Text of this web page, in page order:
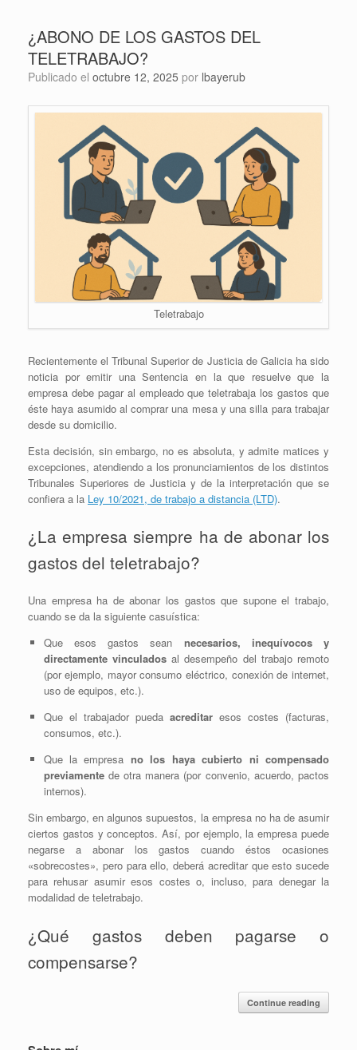
¿ABONO DE LOS GASTOS DEL
TELETRABAJO?
Publicado el octubre 12, 2025 por lbayerub
Teletrabajo
Recientemente el Tribunal Superior de Justicia de Galicia ha sido
noticia por emitir una Sentencia en la que resuelve que la
empresa debe pagar al empleado que teletrabaja los gastos que
éste haya asumido al comprar una mesa y una silla para trabajar
desde su domicilio.
Esta decisión, sin embargo, no es absoluta, y admite matices y
excepciones, atendiendo a los pronunciamientos de los distintos
Tribunales Superiores de Justicia y de la interpretación que se
confiera a la Ley 10/2021, de trabajo a distancia (LTD).
¿La empresa siempre ha de abonar los
gastos del teletrabajo?
Una empresa ha de abonar los gastos que supone el trabajo,
cuando se da la siguiente casuística:
Que esos gastos sean necesarios, inequívocos y
directamente vinculadosal desempeño del trabajo remoto
(por ejemplo, mayor consumo eléctrico, conexión de internet,
uso de equipos, etc.).
Que el trabajador pueda acreditaresos costes (facturas,
consumos, etc.).
Que la empresa no los haya cubierto ni compensado
previamentede otra manera (por convenio, acuerdo, pactos
internos).
Sin embargo, en algunos supuestos, la empresa no ha de asumir
ciertos gastos y conceptos. Así, por ejemplo, la empresa puede
negarse a abonar los gastos cuando éstos ocasiones
«sobrecostes», pero para ello, deberá acreditar que esto sucede
para rehusar asumir esos costes o, incluso, para denegar la
modalidad de teletrabajo.
¿Qué gastos deben pagarse o
compensarse?
Continue reading